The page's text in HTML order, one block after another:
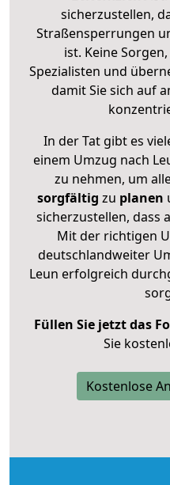
sicherzustellen,
Straßensperrungen
ist. Keine
Spezialisten und
damit Sie sich auf
In der Tat gibt es
einem Umzug nach
zu nehmen, um
sorgfältig zu planen
sicherzustellen, dass
Mit der richtigen
deutschlandweiter
Leun erfolgreich
Füllen Sie jetzt das
Sie
Kostenlose